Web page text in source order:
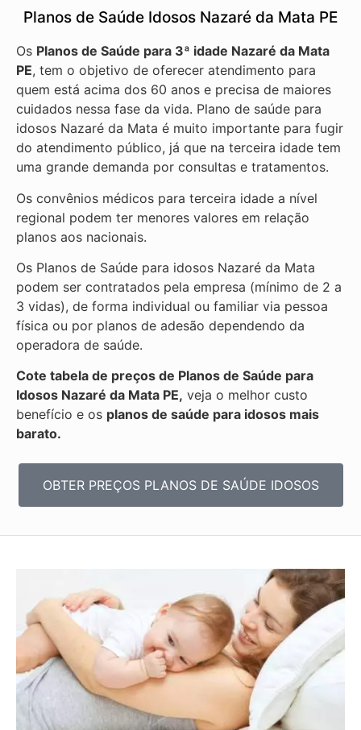
Planos de Saúde Idosos Nazaré da Mata PE
Os Planos de Saúde para 3ª idade Nazaré da Mata
PE, tem o objetivo de oferecer atendimento para
quem está acima dos 60 anos e precisa de maiores
cuidados nessa fase da vida. Plano de saúde para
idosos Nazaré da Mata é muito importante para fugir
do atendimento público, já que na terceira idade tem
uma grande demanda por consultas e tratamentos.
Os convênios médicos para terceira idade a nível
regional podem ter menores valores em relação
planos aos nacionais.
Os Planos de Saúde para idosos Nazaré da Mata
podem ser contratados pela empresa (mínimo de 2 a
3 vidas), de forma individual ou familiar via pessoa
física ou por planos de adesão dependendo da
operadora de saúde.
Cote tabela de preços de Planos de Saúde para
Idosos Nazaré da Mata PE, veja o melhor custo
benefício e os planos de saúde para idosos mais
barato.
OBTER PREÇOS PLANOS DE SAÚDE IDOSOS